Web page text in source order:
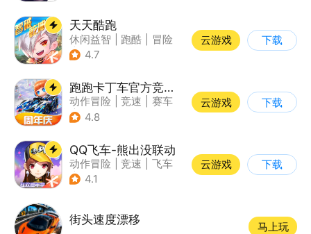
天天酷跑
休闲益智 跑酷
冒险
| 萌系
4.7
云游戏 下载
跑跑卡丁车官方竞速版
动作冒险 竞速
赛车
| 跑跑卡丁车
4.8
云游戏 下载
QQ飞车-熊出没联动
动作冒险 竞速
飞车
| 漂移
4.1
云游戏 下载
街头速度漂移
马上玩